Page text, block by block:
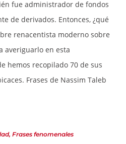
fue administrador de fondos
de derivados. Entonces, ¿qué
renacentista moderno sobre
averiguarlo en esta
hemos recopilado 70 de sus
Frases de Nassim Taleb
, Frases fenomenales